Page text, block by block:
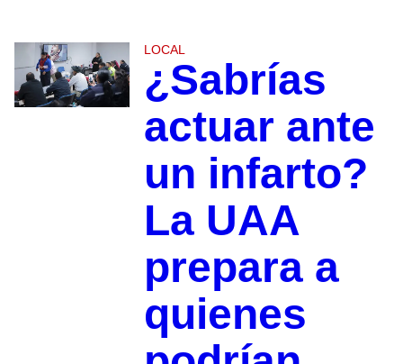
LOCAL
¿Sabrías
actuar ante
un infarto?
La UAA
prepara a
quienes